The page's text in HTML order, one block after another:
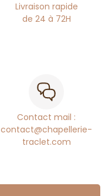
Livraison rapide
de 24 à 72H
Contact mail :
contact@chapellerie-
traclet.com